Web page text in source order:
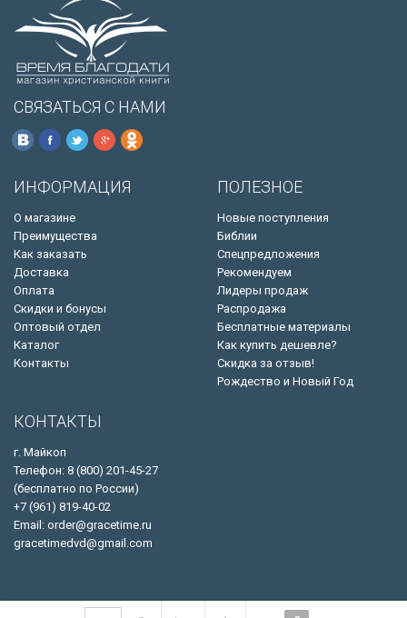
СВЯЗАТЬСЯ С НАМИ
ИНФОРМАЦИЯ
О магазине
Преимущества
Как заказать
Доставка
Оплата
Скидки и бонусы
Оптовый отдел
Каталог
Контакты
ПОЛЕЗНОЕ
Новые поступления
Библии
Спецпредложения
Рекомендуем
Лидеры продаж
Распродажа
Бесплатные материалы
Как купить дешевле?
Скидка за отзыв!
Рождество и Новый Год
КОНТАКТЫ
г. Майкоп
Телефон: 8 (800) 201-45-27
(бесплатно по России)
+7 (961) 819-40-02
Email: order@gracetime.ru
gracetimedvd@gmail.com